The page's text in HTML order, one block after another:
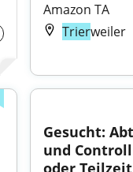
Amazon TA
Trierweiler
Gesucht:
und
oder Teilzeit